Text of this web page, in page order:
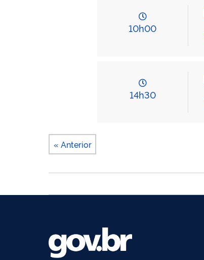
10h00
14h30
« Anterior